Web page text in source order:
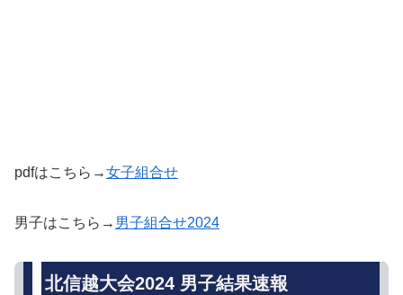
pdfはこちら→女子組合せ
男子はこちら→ 男子組合せ2024
北信越大会2024 男子結果速報